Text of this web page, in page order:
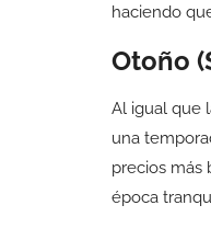
haciendo
Otoño
Al igual que
una
precios más
época